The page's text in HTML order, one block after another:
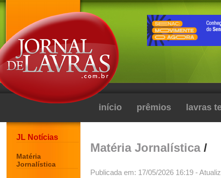
início prêmios lavras
JL Notícias
Matéria
Jornalística
Matéria Jornalística/
Publicada em: 17/05/2026 16:19 -